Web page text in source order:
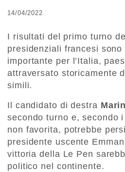
14/04/2022
I risultati del primo turno
presidenziali francesi
importante per l’Italia,
attraversato storicamente
simili.
Il candidato di destra
secondo turno e, secondo
non favorita, potrebbe
presidente uscente
vittoria della Le Pen
politico nel continente.